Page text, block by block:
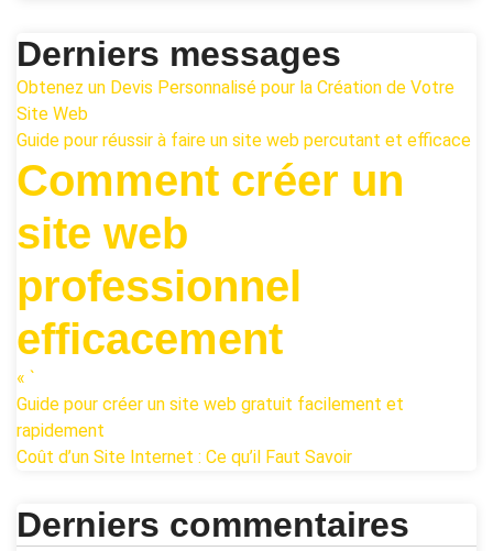
Derniers messages
Obtenez un Devis Personnalisé pour la Création de Votre
Site Web
Guide pour réussir à faire un site web percutant et efficace
Comment créer un
site web
professionnel
efficacement
« `
Guide pour créer un site web gratuit facilement et
rapidement
Coût d’un Site Internet : Ce qu’il Faut Savoir
Derniers commentaires